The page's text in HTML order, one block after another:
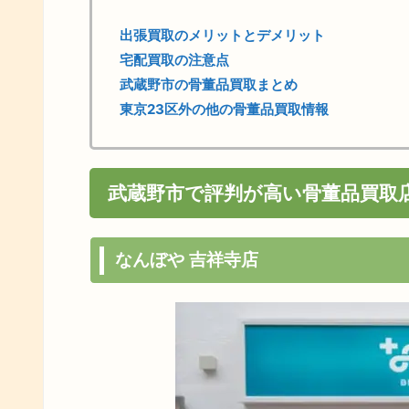
出張買取のメリットとデメリット
宅配買取の注意点
武蔵野市の骨董品買取まとめ
東京23区外の他の骨董品買取情報
武蔵野市で評判が高い骨董品買取
なんぼや 吉祥寺店